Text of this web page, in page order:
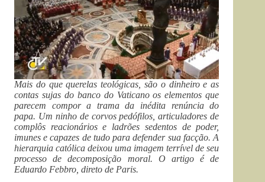
Mais do que querelas teológicas, são o dinheiro e as
contas sujas do banco do Vaticano os elementos que
parecem compor a trama da inédita renúncia do
papa. Um ninho de corvos pedófilos, articuladores de
complôs reacionários e ladrões sedentos de poder,
imunes e capazes de tudo para defender sua facção. A
hierarquia católica deixou uma imagem terrível de seu
processo de decomposição moral. O artigo é de
Eduardo Febbro, direto de Paris.